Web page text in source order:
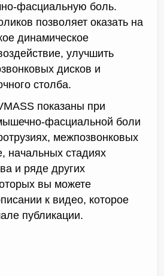
фасциальную боль.
позволяет оказать на
динамическое
улучшить
дисков и
столба.
показаны при
фасциальной боли
межпозвонковых
начальных стадиях
и ряде других
вы можете
к видео, которое
публикации.